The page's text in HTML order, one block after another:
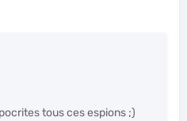
tous ces espions ;)